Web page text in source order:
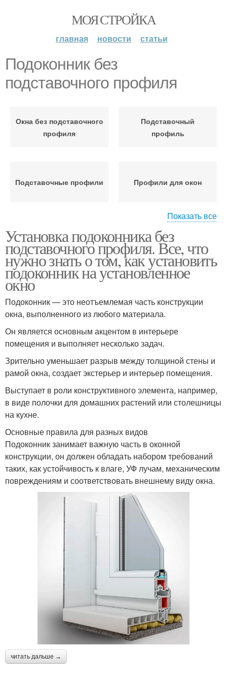
МОЯ СТРОЙКА
главная новости статьи
Подоконник без
подставочного профиля
Окна без подставочного
профиля
Подставочный
профиль
Подставочные профили Профили для окон
Подоконник к окну
Показать все
Установка подоконника без
подставочного профиля. Все, что
нужно знать о том, как установить
подоконник на установленное
окно
Подоконник — это неотъемлемая часть конструкции
окна, выполненного из любого материала.
Он является основным акцентом в интерьере
помещения и выполняет несколько задач.
Зрительно уменьшает разрыв между толщиной стены и
рамой окна, создает экстерьер и интерьер помещения.
Выступает в роли конструктивного элемента, например,
в виде полочки для домашних растений или столешницы
на кухне.
Основные правила для разных видов
Подоконник занимает важную часть в оконной
конструкции, он должен обладать набором требований
таких, как устойчивость к влаге, УФ лучам, механическим
повреждениям и соответствовать внешнему виду окна.
читать дальше →